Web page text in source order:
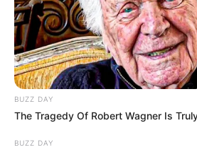
BUZZ DAY
The Tragedy Of Robert Wagner Is
BUZZ DAY